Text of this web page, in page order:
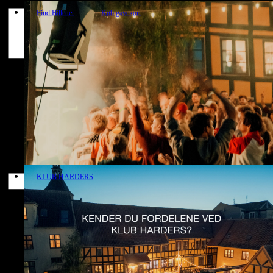
Find Billetter Køb gavekort
KLUB HARDERS